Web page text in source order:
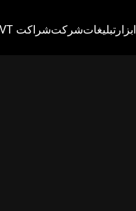
ابزار تبلیغاتشرکتشراکت VT